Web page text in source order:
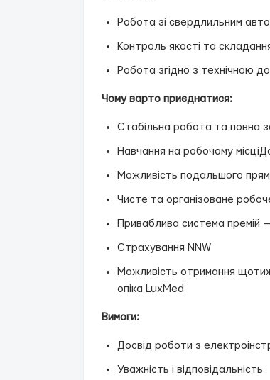
Робота зі свердлильним
Контроль якості та
Робота згідно з технічною
Чому варто приєднатися:
Стабільна робота та повна
Навчання на робочому
Можливість подальшого
Чисте та організоване
Приваблива система премій
Страхування NNW
Можливість отримання
опіка LuxMed
Вимоги:
Досвід роботи з
Уважність і відповідальність